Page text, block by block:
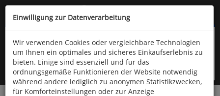
Kompletten Head der Seite überspringen
oder (06766) 9323-960
Einwilligung zur Datenverarbeitung
Wir verwenden Cookies oder vergleichbare Technologien
um Ihnen ein optimales und sicheres Einkaufserlebnis zu
bieten. Einige sind essenziell und für das
ordnungsgemäße Funktionieren der Website notwendig
während andere lediglich zu anonymen Statistikzwecken,
für Komforteinstellungen oder zur Anzeige